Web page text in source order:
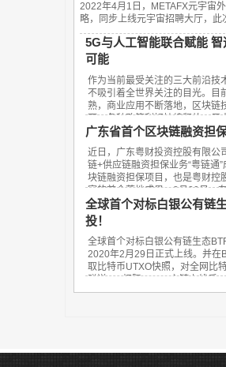
2022年4月1日，METAFX元宇宙
略，同步上线元宇宙招聘大厅，此
5G与人工智能联合赋能
可能
作为当前最受关注的三大前沿技
不吸引着全世界关注的目光。目
熟，商业应用不断落地，区块链
面，各种政策利好持续释放，巨
广东省首个区块链融资担
近日，广东粤财投资控股有限公
链+供应链融资担保业务“粤链通
块链融资担保项目，也是粤财控
室的首个落地成果。3月20日，
全球首个对标白银公有链
投！
全球首个对标白银公有链生态
2020年2月29日正式上线。并在
取比特币UTXO快照，对全网比
赠送SID权限。BTR主链上线后